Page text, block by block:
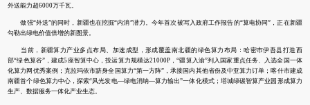
外送能力超6000万千瓦。
做强“外送”的同时，新疆也在挖掘“内消”潜力。今年首次被写入政府工作报告的“算电协同”，正在新疆
勾勒出绿电价值倍增的新图景。
当前，新疆算力产业多点布局、加速成型，形成覆盖南北疆的绿色算力布局：哈密市伊吾县打造西
部“绿色算谷”，建成5座智算中心，投运算力规模达21000P，“疆算入渝”列入国家重点任务、入选全国一体
化算力网优秀案例；克拉玛依市跻身全国算力“第一方阵”，承接国内其他省份及中亚算力订单；喀什市建成
南疆首个绿色算力中心，探索“风光发电—绿电消纳—算力输出”一体化模式；塔城绿碳智算产业园形成算力
生产、数据服务一体化产业生态。